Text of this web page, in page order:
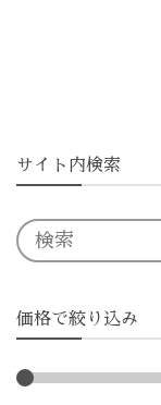
サイト内検索
価格で絞り込み